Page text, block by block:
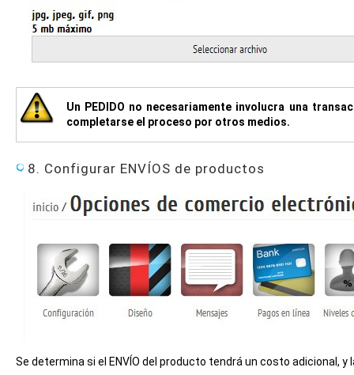
Un PEDIDO no necesariamente involucra una
completarse el proceso por otros medios.
8. Configurar ENVÍOS de productos
Se determina si el ENVÍO del producto tendrá un costo adicional, y